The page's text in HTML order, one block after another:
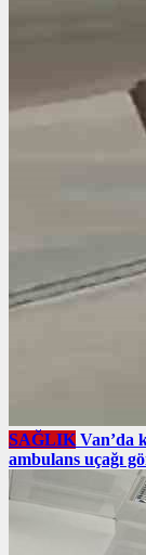
SAĞLIK Van’da
ambulans uçağı